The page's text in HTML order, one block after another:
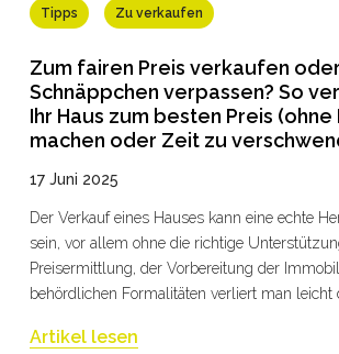
Tipps Zu verkaufen
Zum fairen Preis verkaufen
Schnäppchen verpassen? So
Ihr Haus zum besten Preis (ohne
machen oder Zeit zu
17 Juni 2025
Der Verkauf eines Hauses kann eine echte
sein, vor allem ohne die richtige
Preisermittlung, der Vorbereitung der
behördlichen Formalitäten verliert man leicht
zum besten Preis zu verkaufen.
Artikel lesen